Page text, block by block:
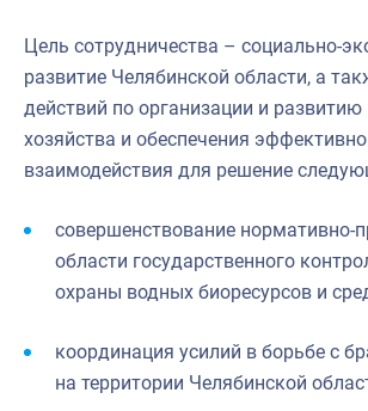
Цель сотрудничества – социально-
развитие Челябинской области, а
действий по организации и
хозяйства и обеспечения
взаимодействия для решение
совершенствование нормативно-
области государственного
охраны водных биоресурсов и
координация усилий в борьбе с
на территории Челябинской